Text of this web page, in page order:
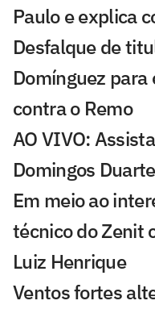
Paulo e explica
Desfalque de
Domínguez
contra o Remo
AO VIVO:
Domingos
Em meio ao
técnico do Zenit
Luiz Henrique
Ventos fortes